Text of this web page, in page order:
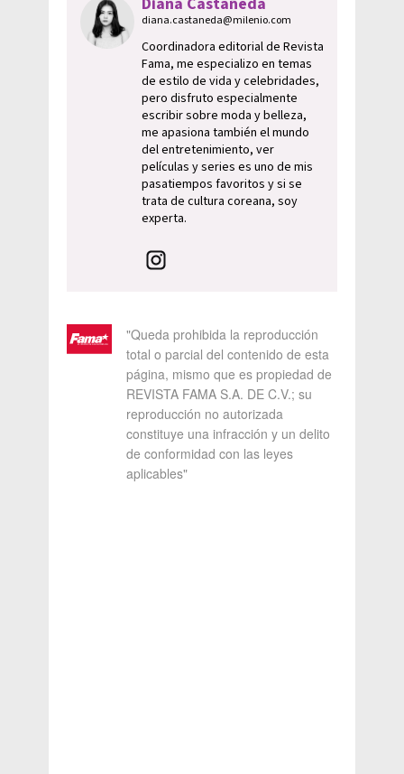
diana.castaneda@milenio.com
Coordinadora editorial de Revista
Fama, me especializo en temas
de estilo de vida y celebridades,
pero disfruto especialmente
escribir sobre moda y belleza,
me apasiona también el mundo
del entretenimiento, ver
películas y series es uno de mis
pasatiempos favoritos y si se
trata de cultura coreana, soy
experta.
"Queda prohibida la reproducción
total o parcial del contenido de esta
página, mismo que es propiedad de
REVISTA FAMA S.A. DE C.V.; su
reproducción no autorizada
constituye una infracción y un delito
de conformidad con las leyes
aplicables"